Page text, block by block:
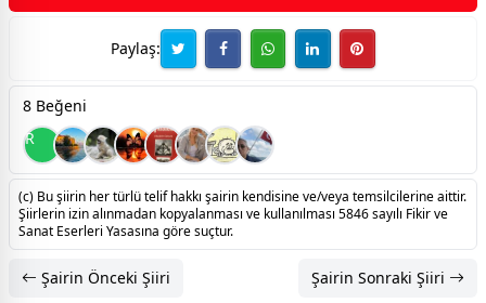
Paylaş:
8 Beğeni
R
(c) Bu şiirin her türlü telif hakkı şairin kendisine ve/veya temsilcilerine aittir.
Şiirlerin izin alınmadan kopyalanması ve kullanılması 5846 sayılı Fikir ve
Sanat Eserleri Yasasına göre suçtur.
Şairin Önceki Şiiri Şairin Sonraki Şiiri